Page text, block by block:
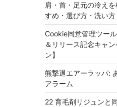
肩・首・足元の冷え
すめ・選び方・洗い
Cookie同意管理ツー
＆リリース記念キャ
ン】
熊撃退エアーラッパ:
アラーム
22 育毛剤リジュンと